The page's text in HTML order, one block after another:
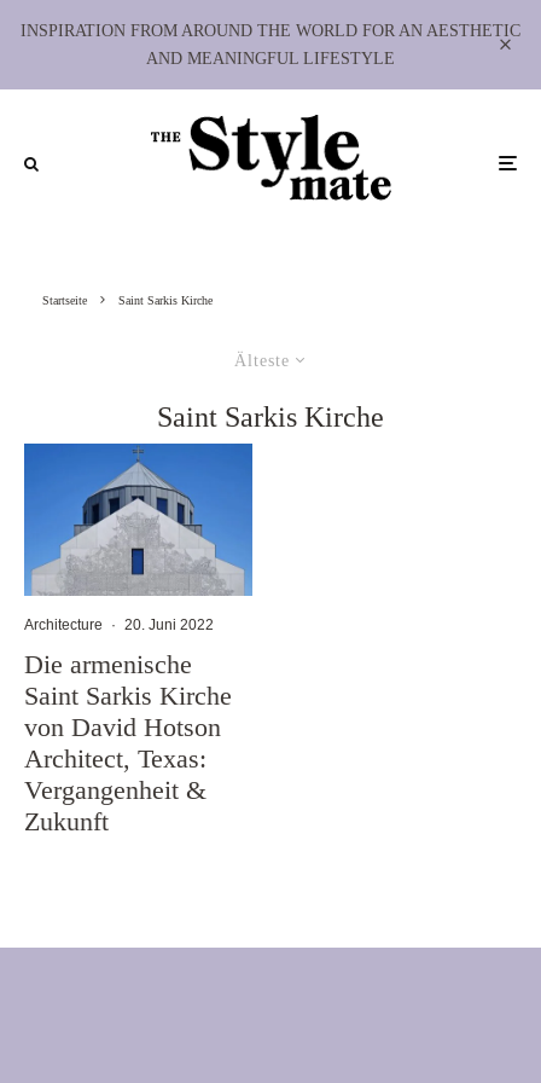
INSPIRATION FROM AROUND THE WORLD FOR AN AESTHETIC
AND MEANINGFUL LIFESTYLE
Startseite Saint Sarkis Kirche
Älteste
Saint Sarkis Kirche
Architecture · 20. Juni 2022
Die armenische
Saint Sarkis Kirche
von David Hotson
Architect, Texas:
Vergangenheit &
Zukunft